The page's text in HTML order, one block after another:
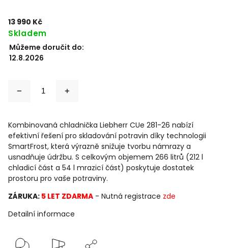
13 990 Kč
Skladem
Můžeme doručit do:
12.8.2026
Kombinovaná chladnička Liebherr CUe 281-26 nabízí
efektivní řešení pro skladování potravin díky technologii
SmartFrost, která výrazně snižuje tvorbu námrazy a
usnadňuje údržbu. S celkovým objemem 266 litrů (212 l
chladicí část a 54 l mrazicí část) poskytuje dostatek
prostoru pro vaše potraviny.
ZÁRUKA: 5 LET ZDARMA - Nutná registrace zde
Detailní informace